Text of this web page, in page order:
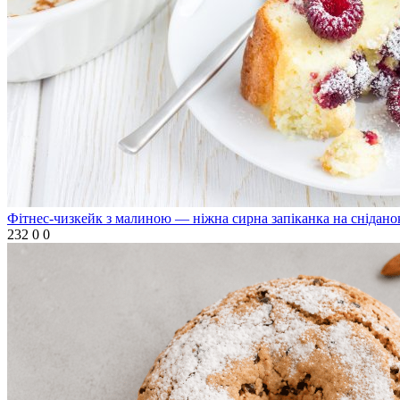
Фітнес-чизкейк з малиною — ніжна сирна запіканка на
232 0 0